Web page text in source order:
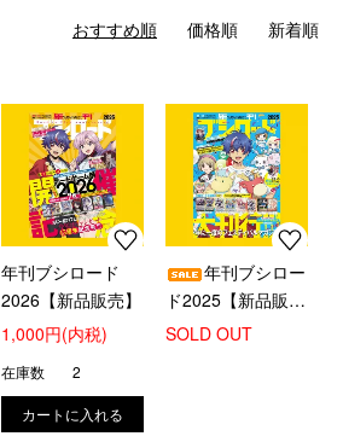
おすすめ順 価格順 新着順
年刊ブシロード
2026【新品販売】
1,000円(内税)
在庫数 2
年刊ブシロー
ド2025【新品販
売】
SOLD OUT